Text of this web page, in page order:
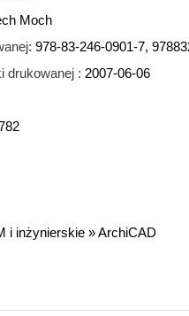
Moch
978-83-246-0901-7,
drukowanej : 2007-06-06
i inżynierskie »ArchiCAD